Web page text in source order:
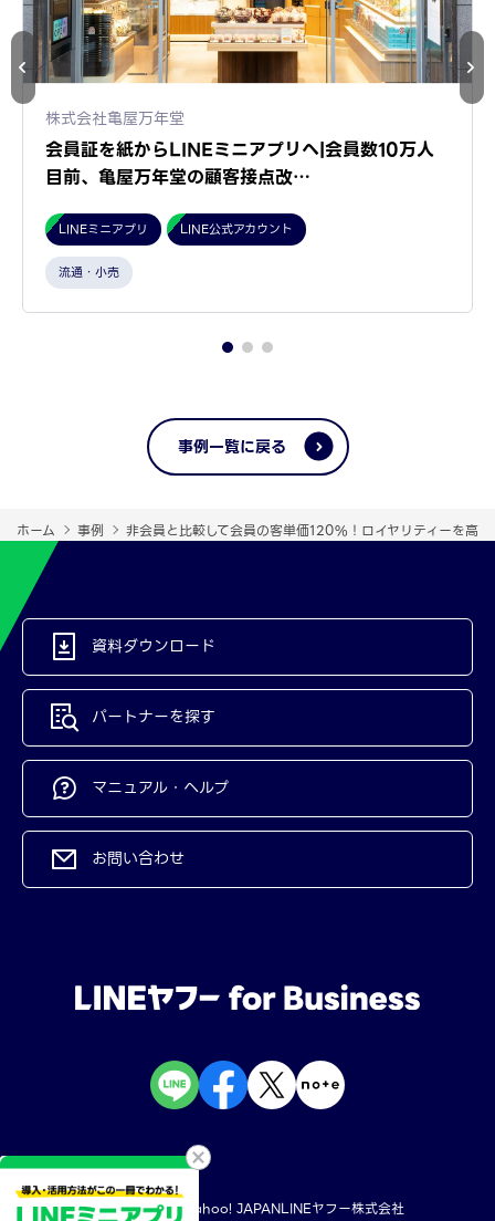
株式会社亀屋万年堂
会員証を紙からLINEミニアプリへ|会員数10万人
目前、亀屋万年堂の顧客接点改…
LINEミニアプリ LINE公式アカウント
流通・小売
事例一覧に戻る
ホーム 事例 非会員と比較して会員の客単価120%！ロイヤリティーを高
資料ダウンロード
パートナーを探す
マニュアル・ヘルプ
お問い合わせ
規約・ポリシー Yahoo! JAPANLINEヤフー株式会社